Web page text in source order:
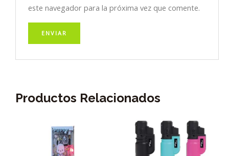
este navegador para la próxima vez que comente.
Productos Relacionados